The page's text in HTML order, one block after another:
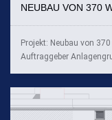
NEUBAU VON 370
Projekt: Neubau von
Auftraggeber